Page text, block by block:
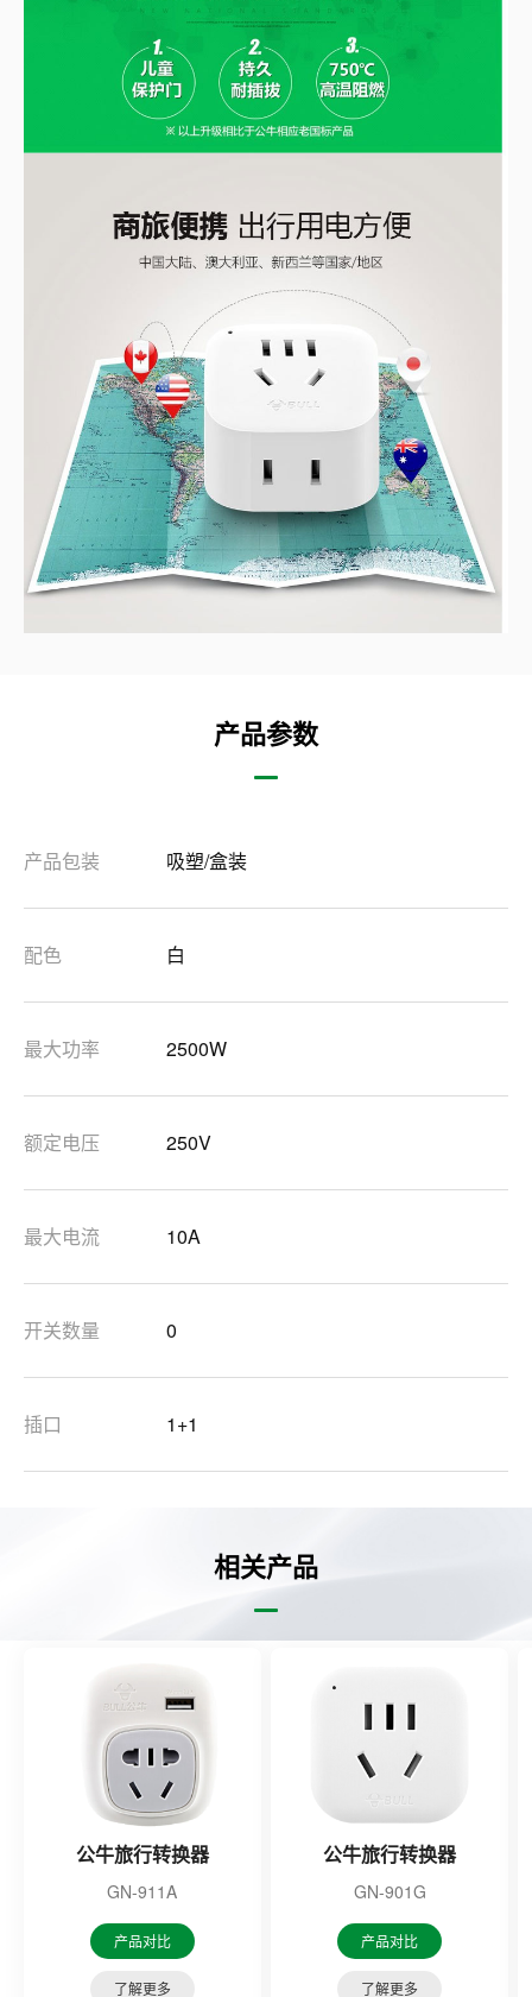
产品参数
产品包装 吸塑/盒装
配色 白
最大功率 2500W
额定电压 250V
最大电流 10A
开关数量 0
插口 1+1
相关产品
公牛旅行转换器
GN-911A
产品对比
了解更多
公牛旅行转换器
GN-901G
产品对比
了解更多